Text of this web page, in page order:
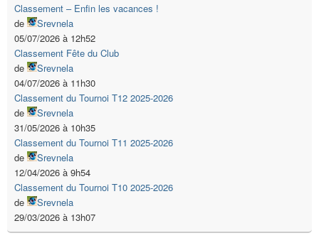
Classement – Enfin les vacances !
de
Srevnela
05/07/2026 à 12h52
Classement Fête du Club
de
Srevnela
04/07/2026 à 11h30
Classement du Tournoi T12 2025-2026
de
Srevnela
31/05/2026 à 10h35
Classement du Tournoi T11 2025-2026
de
Srevnela
12/04/2026 à 9h54
Classement du Tournoi T10 2025-2026
de
Srevnela
29/03/2026 à 13h07